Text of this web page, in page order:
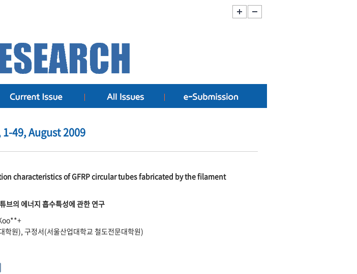
49, August 2009
characteristics of GFRP circular tubes fabricated by the filament
브의 에너지 흡수특성에 관한 연구
학원), 구정서(서울산업대학교 철도전문대학원)